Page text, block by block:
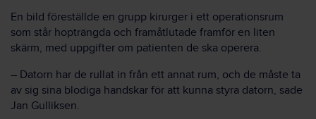
En bild föreställde en grupp kirurger i ett operationsrum
som står hopträngda och framåtlutade framför en liten
skärm, med uppgifter om patienten de ska operera.
– Datorn har de rullat in från ett annat rum, och de måste ta
av sig sina blodiga handskar för att kunna styra datorn, sade
Jan Gulliksen.